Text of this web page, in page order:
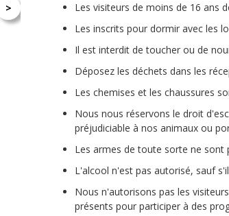
>
Les visiteurs de moins de 16 ans
Les inscrits pour dormir avec les
Il est interdit de toucher ou de
Déposez les déchets dans les
Les chemises et les chaussures
Nous nous réservons le droit
préjudiciable à nos animaux ou
Les armes de toute sorte ne sont
L'alcool n'est pas autorisé, sauf
Nous n'autorisons pas les
présents pour participer à des